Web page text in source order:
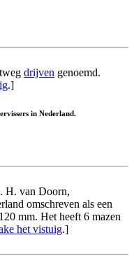
drijven genoemd.
.]
in Nederland.
H. van Doorn,
omschreven als een
mm. Het heeft 6 mazen
het vistuig.]